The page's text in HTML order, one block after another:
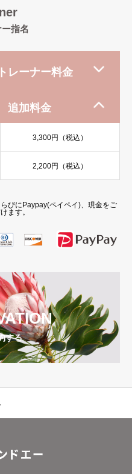
ー指名
レーナー料金
16,500
追加料金
3,300円（税込）
2,200円（税込）
びにPaypay(ペイペイ)、現金をご
ます。
する